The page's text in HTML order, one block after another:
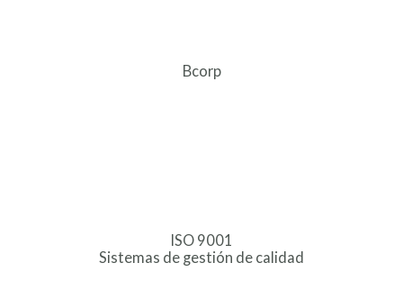
Bcorp
ISO 9001
Sistemas de gestión de calidad